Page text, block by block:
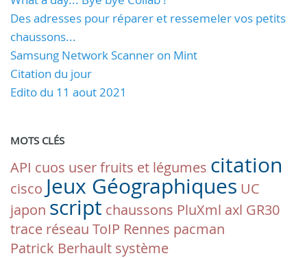
Des adresses pour réparer et ressemeler vos petits
chaussons...
Samsung Network Scanner on Mint
Citation du jour
Edito du 11 aout 2021
MOTS CLÉS
API cuos userfruits et légumes citation
cisco Jeux Géographiques UC
japon script chaussons PluXml axl GR30
trace réseau ToIP Rennes pacman
Patrick Berhault système